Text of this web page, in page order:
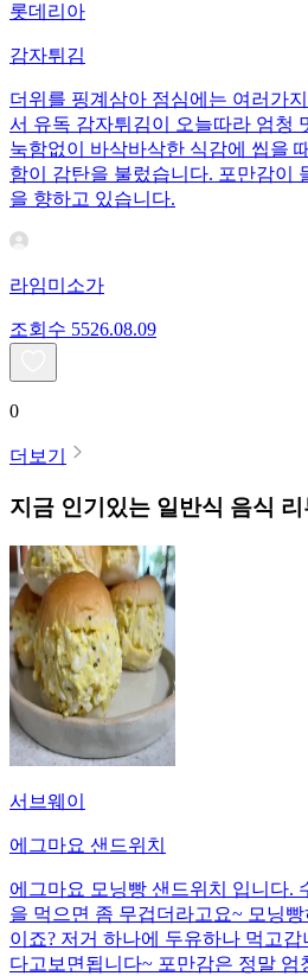
롯데리아
감자튀김
더위를 핑계삼아 점심에는 여러가
서 유독 감자튀김이 오늘따라 엄청
눅함없이 바삭바삭한 식감에 씹을
함이 감탄을 불렀습니다. 포만감이
을 향하고 있습니다.
라임미소가
조회수 5526.08.09
0
더보기
지금 인기있는 일반식 음식 리
서브웨이
에그마요 샌드위치
에그마요 모닝빵 샌드위치 입니다.
을 먹으면 좀 무겁더라고요~ 모닝
이죠? 저거 하나에 두유하나 먹고
다고보면됩니다~ 포만감은 정말 엄